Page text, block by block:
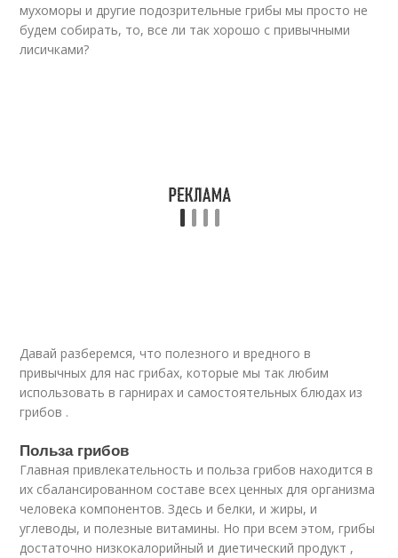
мухоморы и другие подозрительные грибы мы просто не
будем собирать, то, все ли так хорошо с привычными
лисичками?
Давай разберемся, что полезного и вредного в
привычных для нас грибах, которые мы так любим
использовать в гарнирах и самостоятельных блюдах из
грибов .
Польза грибов
Главная привлекательность и польза грибов находится в
их сбалансированном составе всех ценных для организма
человека компонентов. Здесь и белки, и жиры, и
углеводы, и полезные витамины. Но при всем этом, грибы
достаточно низкокалорийный и диетический продукт ,